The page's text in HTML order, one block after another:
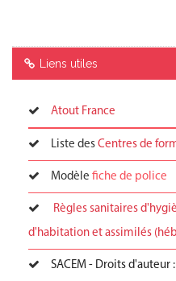
Liens utiles
Atout France
Liste des Centres de
Modèle fiche de police
Règles sanitaires
d'habitation et assimilés
SACEM - Droits